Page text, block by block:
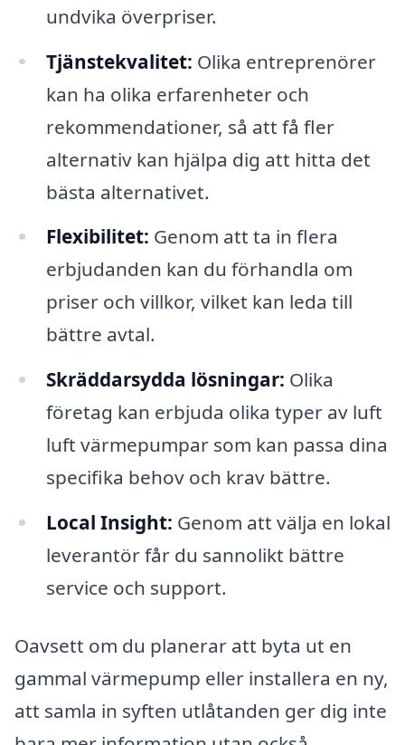
undvika överpriser.
Tjänstekvalitet: Olika entreprenörer
kan ha olika erfarenheter och
rekommendationer, så att få fler
alternativ kan hjälpa dig att hitta det
bästa alternativet.
Flexibilitet: Genom att ta in flera
erbjudanden kan du förhandla om
priser och villkor, vilket kan leda till
bättre avtal.
Skräddarsydda lösningar: Olika
företag kan erbjuda olika typer av luft
luft värmepumpar som kan passa dina
specifika behov och krav bättre.
Local Insight: Genom att välja en lokal
leverantör får du sannolikt bättre
service och support.
Oavsett om du planerar att byta ut en
gammal värmepump eller installera en ny,
att samla in syften utlåtanden ger dig inte